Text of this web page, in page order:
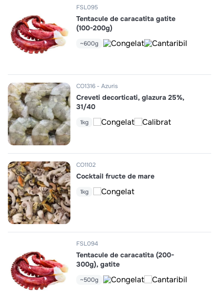
FSL095
Tentacule de caracatita gatite
(100-200g)
~600g
CO1316 Azuris
Creveti decorticati, glazura 25%,
31/40
1kg
CO1102
Cocktail fructe de mare
1kg
FSL094
Tentacule de caracatita (200-
300g), gatite
~500g